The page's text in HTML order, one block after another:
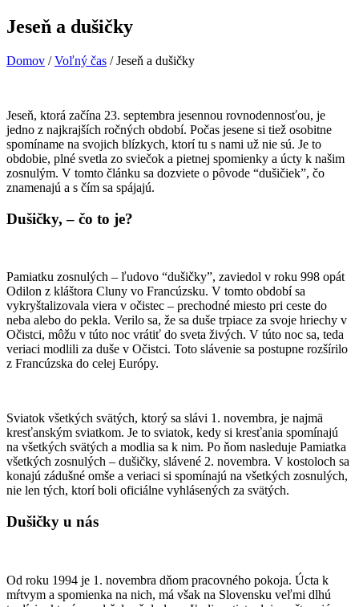
Jeseň a dušičky
Domov /Voľný čas / Jeseň a dušičky
Jeseň, ktorá začína 23. septembra jesennou rovnodennosťou, je
jedno z najkrajších ročných období. Počas jesene si tiež osobitne
spomíname na svojich blízkych, ktorí tu s nami už nie sú. Je to
obdobie, plné svetla zo sviečok a pietnej spomienky a úcty k našim
zosnulým. V tomto článku sa dozviete o pôvode “dušičiek”, čo
znamenajú a s čím sa spájajú.
Dušičky, – čo to je?
Pamiatku zosnulých – ľudovo “dušičky”, zaviedol v roku 998 opát
Odilon z kláštora Cluny vo Francúzsku. V tomto období sa
vykryštalizovala viera v očistec – prechodné miesto pri ceste do
neba alebo do pekla. Verilo sa, že sa duše trpiace za svoje hriechy v
Očistci, môžu v túto noc vrátiť do sveta živých. V túto noc sa, teda
veriaci modlili za duše v Očistci. Toto slávenie sa postupne rozšírilo
z Francúzska do celej Európy.
Sviatok všetkých svätých, ktorý sa slávi 1. novembra, je najmä
kresťanským sviatkom. Je to sviatok, kedy si kresťania spomínajú
na všetkých svätých a modlia sa k nim. Po ňom nasleduje Pamiatka
všetkých zosnulých – dušičky, slávené 2. novembra. V kostoloch sa
konajú zádušné omše a veriaci si spomínajú na všetkých zosnulých,
nie len tých, ktorí boli oficiálne vyhlásených za svätých.
Dušičky u nás
Od roku 1994 je 1. novembra dňom pracovného pokoja. Úcta k
mŕtvym a spomienka na nich, má však na Slovensku veľmi dlhú